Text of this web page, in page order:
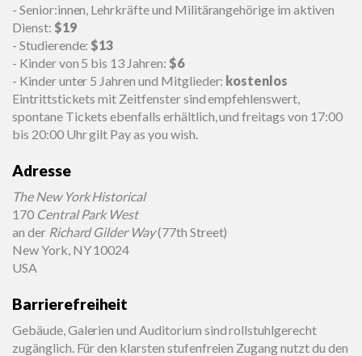
- Senior:innen, Lehrkräfte und Militärangehörige im aktiven
Dienst: $19
- Studierende: $13
- Kinder von 5 bis 13 Jahren: $6
- Kinder unter 5 Jahren und Mitglieder: kostenlos
Eintrittstickets mit Zeitfenster sind empfehlenswert,
spontane Tickets ebenfalls erhältlich, und freitags von 17:00
bis 20:00 Uhr gilt Pay as you wish.
Adresse
The New York Historical
170 Central Park West
an der Richard Gilder Way(77th Street)
New York, NY 10024
USA
Barrierefreiheit
Gebäude, Galerien und Auditorium sind rollstuhlgerecht
zugänglich. Für den klarsten stufenfreien Zugang nutzt du den